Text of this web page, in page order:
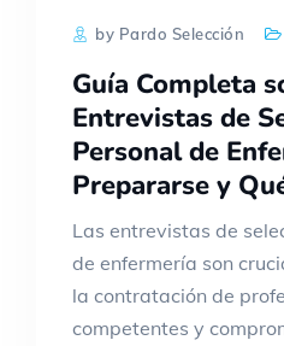
by Pardo Selección
Guía Completa
Entrevistas de
Personal de
Prepararse y
Las entrevistas de
de enfermería son
la contratación de
competentes y